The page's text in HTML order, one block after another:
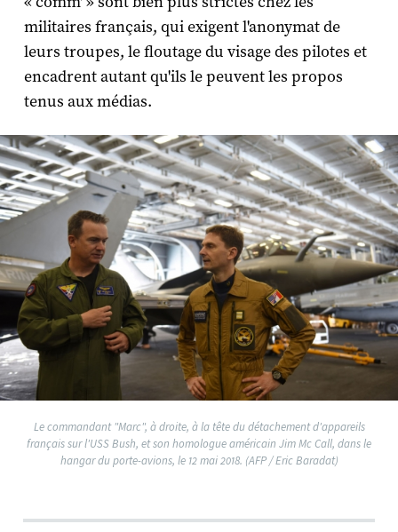
militaires français, qui exigent l'anonymat de
leurs troupes, le floutage du visage des pilotes et
encadrent autant qu'ils le peuvent les propos
tenus aux médias.
Le commandant "Marc", à droite, à la tête du détachement d'appareils
français sur l'USS Bush, et son homologue américain Jim Mc Call, dans le
hangar du porte-avions, le 12 mai 2018. (AFP / Eric Baradat)